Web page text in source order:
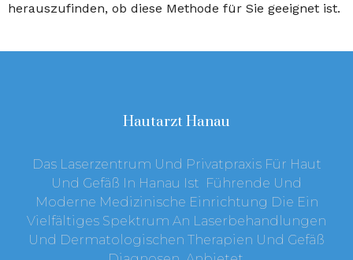
herauszufinden, ob diese Methode für Sie geeignet ist.
Hautarzt Hanau
Das Laserzentrum Und Privatpraxis Für Haut
Und Gefäß In Hanau Ist Führende Und
Moderne Medizinische Einrichtung Die Ein
Vielfältiges Spektrum An Laserbehandlungen
Und Dermatologischen Therapien Und Gefäß